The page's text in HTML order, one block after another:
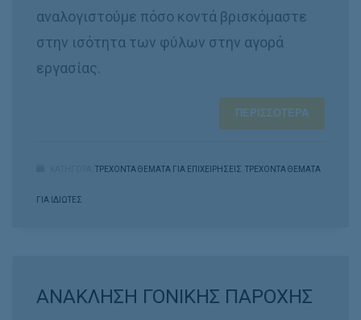
αναλογιστούμε πόσο κοντά βρισκόμαστε
στην ισότητα των φύλων στην αγορά
εργασίας.
ΠΕΡΙΣΣΌΤΕΡΑ
ΤΡΕΧΟΝΤΑ ΘΕΜΑΤΑ ΓΙΑ ΕΠΙΧΕΙΡΗΣΕΙΣ ΤΡΕΧΟΝΤΑ ΘΕΜΑΤΑ
ΓΙΑ ΙΔΙΩΤΕΣ
ΑΝΑΚΛΗΣΗ ΓΟΝΙΚΗΣ ΠΑΡΟΧΗΣ